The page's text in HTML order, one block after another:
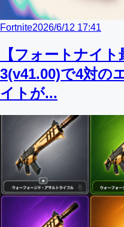
Fortnite2026/6/12 17:41
【フォートナイ
3(v41.00)で4対の
イトが...